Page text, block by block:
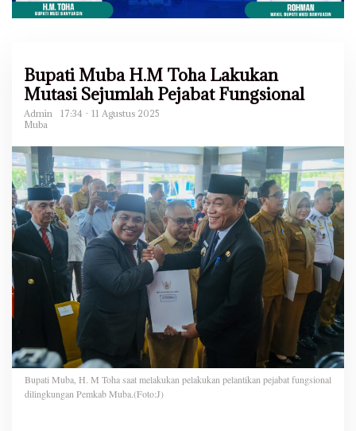
Bupati Muba H.M Toha Lakukan
Mutasi Sejumlah Pejabat Fungsional
Admin
17:34 - 11 Agustus 2025
Muba
Bupati Muba, H. M Toha saat melakukan pelakukan pelantikan pejabat fungsional
dilingkungan Pemkab Muba.(Foto:J)